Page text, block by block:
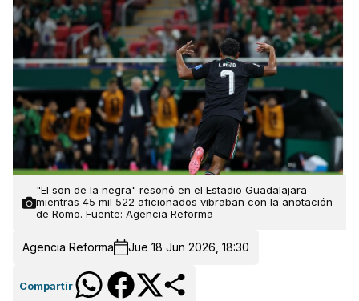
"El son de la negra" resonó en el Estadio Guadalajara
mientras 45 mil 522 aficionados vibraban con la anotación
de Romo. Fuente: Agencia Reforma
Agencia Reforma Jue 18 Jun 2026, 18:30
Compartir